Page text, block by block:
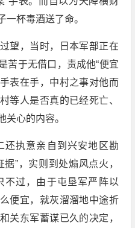
一杯毒酒送了命。
望，当时，日本军部正在
苦于无借口，责成他“便宜
表在手，中村之事对他而
等人是否真的已经死亡、
关心的内容。
还执意亲自到兴安地区勘
”，实则到处煽风点火，
不过，由于屯垦军严阵以
便宜，就灰溜溜地中途折
关东军蓄谋已久的决定，